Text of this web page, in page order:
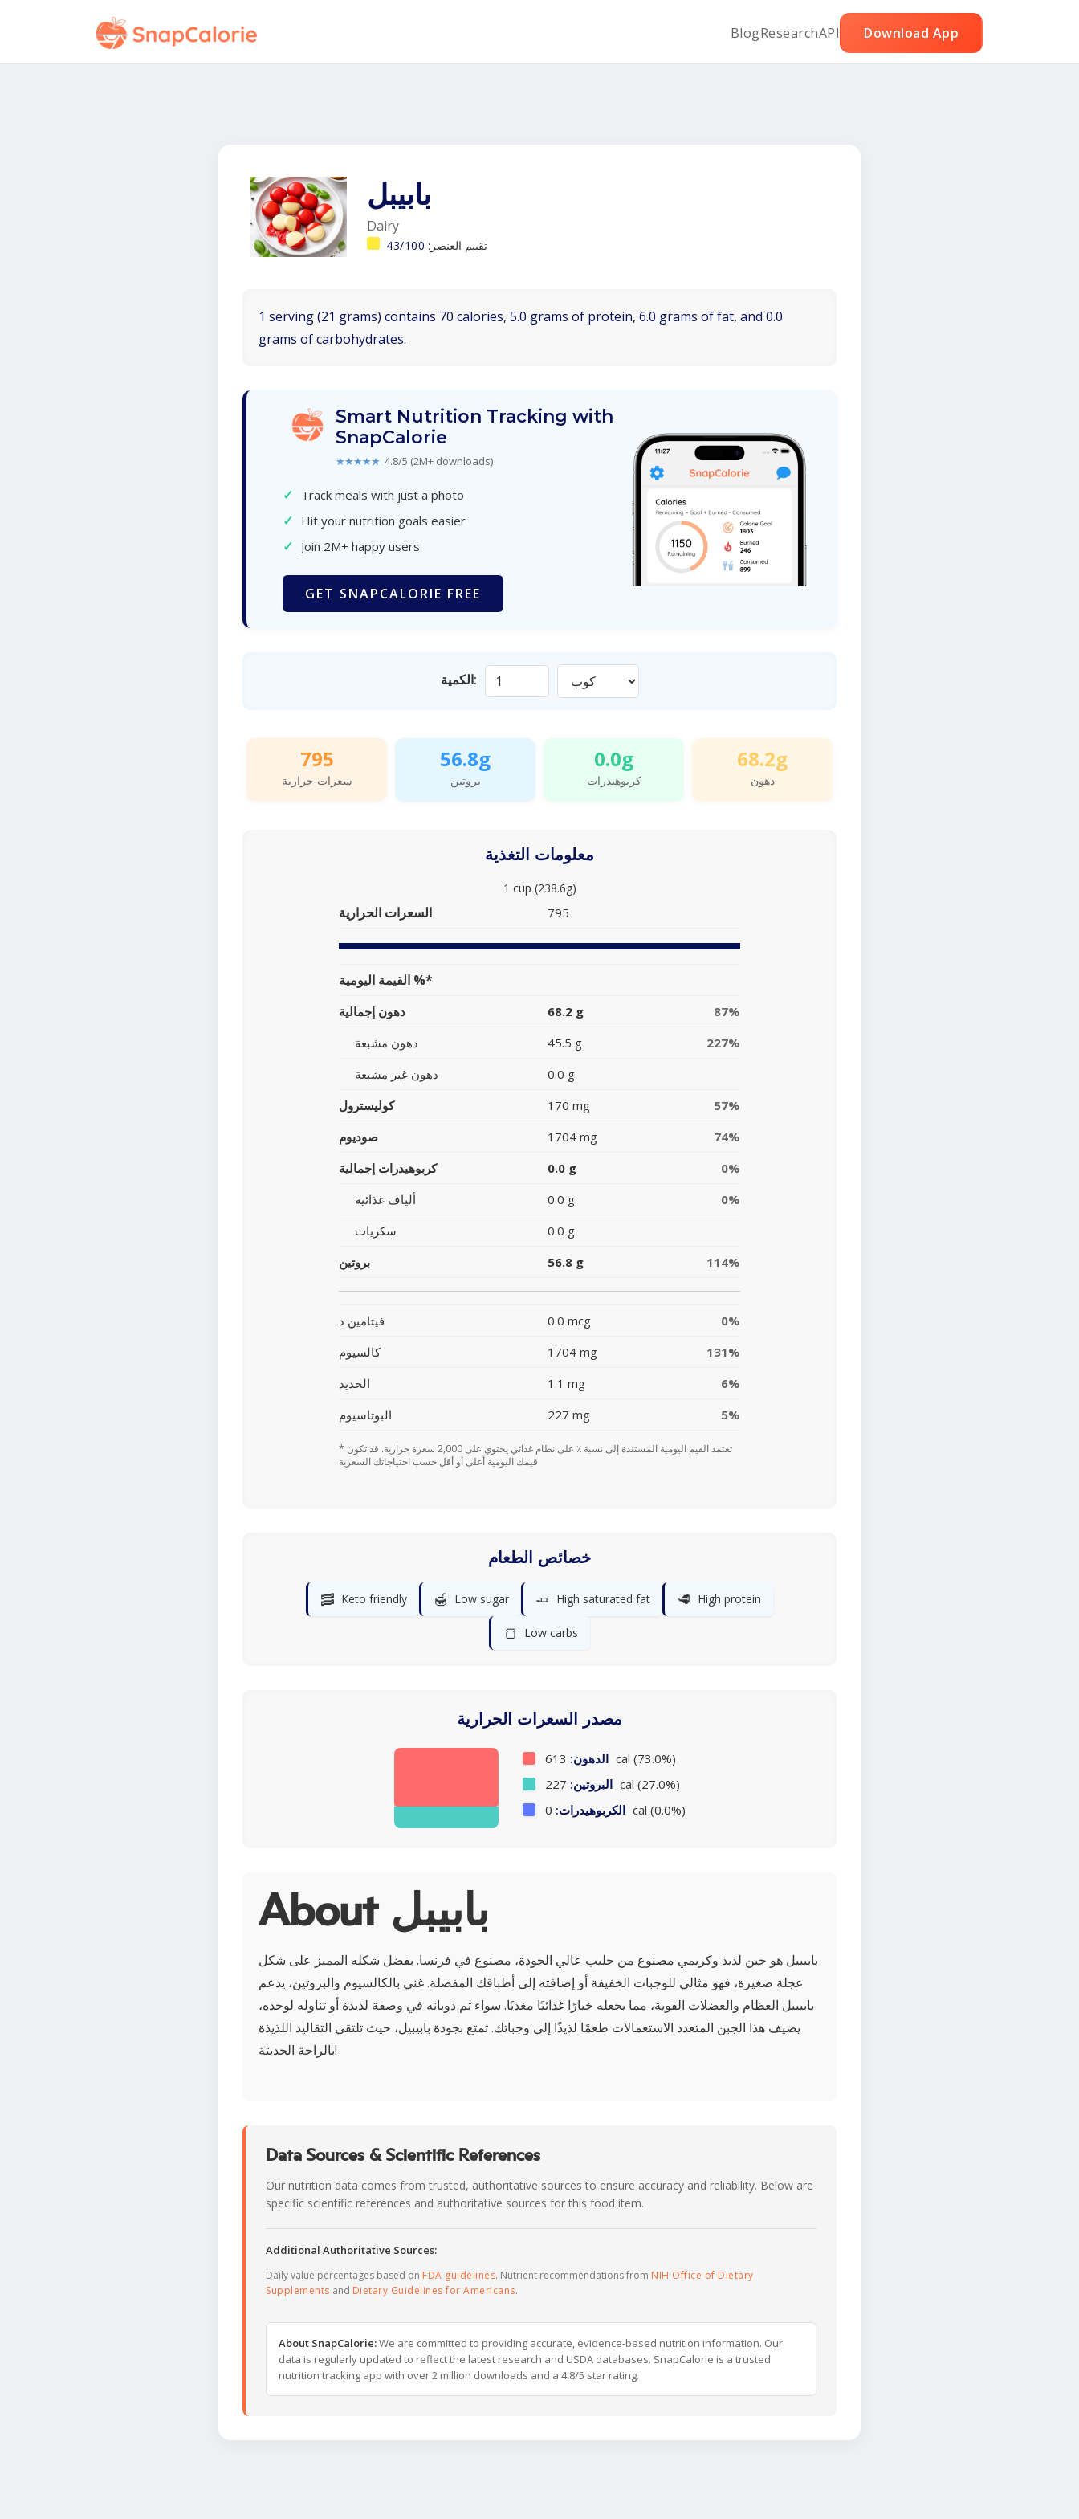
BlogResearchAPI Download App
بابيبل
Dairy
تقييم العنصر: 43/100
1 serving (21 grams) contains 70 calories, 5.0 grams of protein, 6.0 grams of fat, and 0.0
grams of carbohydrates.
Smart Nutrition Tracking with
SnapCalorie
★★★★★ 4.8/5 (2M+ downloads)
✓ Track meals with just a photo
✓ Hit your nutrition goals easier
✓ Join 2M+ happy users
GET SNAPCALORIE FREE
الكمية:
795
سعرات حرارية
56.8g
بروتين
0.0g
كربوهيدرات
68.2g
دهون
معلومات التغذية
1 cup (238.6g)
السعرات الحرارية 795
القيمة اليومية %*
دهون إجمالية 68.2 g
87%
دهون مشبعة
45.5 g
227%
دهون غير مشبعة
0.0 g
كوليسترول
170 mg
57%
صوديوم
1704 mg
74%
كربوهيدرات إجمالية
0.0 g
0%
ألياف غذائية
0.0 g
0%
سكريات
0.0 g
بروتين
56.8 g 114%
فيتامين د 0.0 mcg
0%
كالسيوم
1704 mg
131%
الحديد
1.1 mg
6%
البوتاسيوم
227 mg 5%
* تعتمد القيم اليومية المستندة إلى نسبة ٪ على نظام غذائي يحتوي على 2,000 سعرة حرارية. قد تكون
قيمك اليومية أعلى أو أقل حسب احتياجاتك السعرية.
خصائص الطعام
🥓 Keto friendly 🍯 Low sugar 🧈 High saturated fat 🥩 High protein
🍞 Low carbs
مصدر السعرات الحرارية
الدهون: 613 cal (73.0%)
البروتين: 227 cal (27.0%)
الكربوهيدرات: 0 cal (0.0%)
About بابيبل
بابيبيل هو جبن لذيذ وكريمي مصنوع من حليب عالي الجودة، مصنوع في فرنسا. بفضل شكله المميز على شكل
عجلة صغيرة، فهو مثالي للوجبات الخفيفة أو إضافته إلى أطباقك المفضلة. غني بالكالسيوم والبروتين، يدعم
بابيبيل العظام والعضلات القوية، مما يجعله خيارًا غذائيًا مغذيًا. سواء تم ذوبانه في وصفة لذيذة أو تناوله لوحده،
يضيف هذا الجبن المتعدد الاستعمالات طعمًا لذيذًا إلى وجباتك. تمتع بجودة بابيبيل، حيث تلتقي التقاليد اللذيذة
بالراحة الحديثة!
Data Sources & Scientific References
Our nutrition data comes from trusted, authoritative sources to ensure accuracy and reliability. Below are
specific scientific references and authoritative sources for this food item.
Additional Authoritative Sources:
Daily value percentages based on FDA guidelines. Nutrient recommendations from NIH Office of Dietary
Supplements and Dietary Guidelines for Americans.
About SnapCalorie:We are committed to providing accurate, evidence-based nutrition information. Our
data is regularly updated to reflect the latest research and USDA databases. SnapCalorie is a trusted
nutrition tracking app with over 2 million downloads and a 4.8/5 star rating.